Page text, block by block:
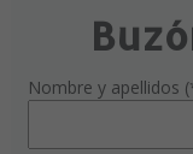
Nombre y apellidos